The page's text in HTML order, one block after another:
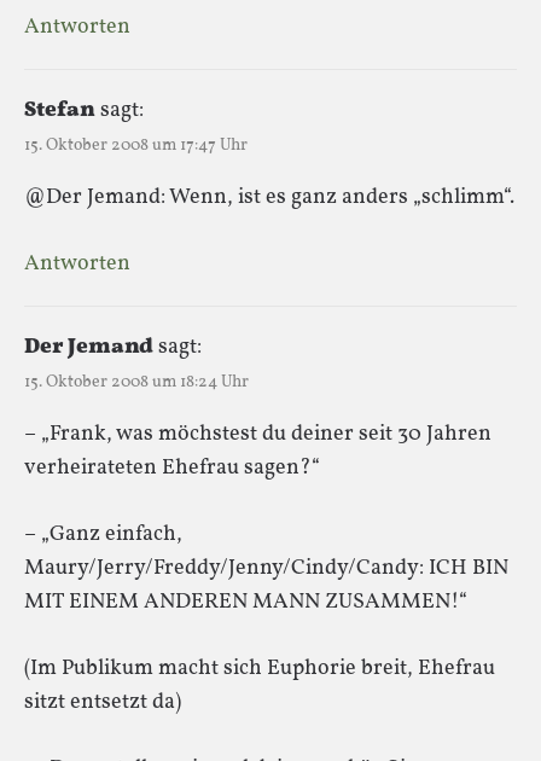
Antworten
Stefansagt:
15. Oktober 2008 um 17:47 Uhr
@Der Jemand: Wenn, ist es ganz anders „schlimm“.
Antworten
Der Jemandsagt:
15. Oktober 2008 um 18:24 Uhr
– „Frank, was möchstest du deiner seit 30 Jahren
verheirateten Ehefrau sagen?“
– „Ganz einfach,
Maury/Jerry/Freddy/Jenny/Cindy/Candy: ICH BIN
MIT EINEM ANDEREN MANN ZUSAMMEN!“
(Im Publikum macht sich Euphorie breit, Ehefrau
sitzt entsetzt da)